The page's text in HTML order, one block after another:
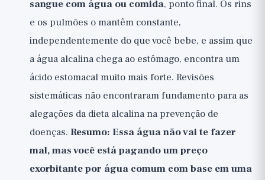
sangue com água ou comida, ponto final. Os rins
e os pulmões o mantêm constante,
independentemente do que você bebe, e assim que
a água alcalina chega ao estômago, encontra um
ácido estomacal muito mais forte. Revisões
sistemáticas não encontraram fundamento para as
alegações da dieta alcalina na prevenção de
doenças. Resumo: Essa água não vai te fazer
mal, mas você está pagando um preço
exorbitante por água comum com base em uma